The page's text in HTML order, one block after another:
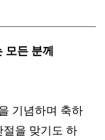
든 분께
기념하며 축하
절을 맞기도 하
5